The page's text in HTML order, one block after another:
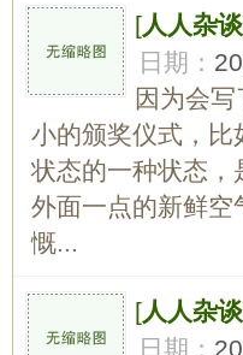
[人人杂谈
日期：
因为会
小的颁奖仪式，比
状态的一种状态，
外面一点的新鲜空
慨...
[人人杂谈
日期：